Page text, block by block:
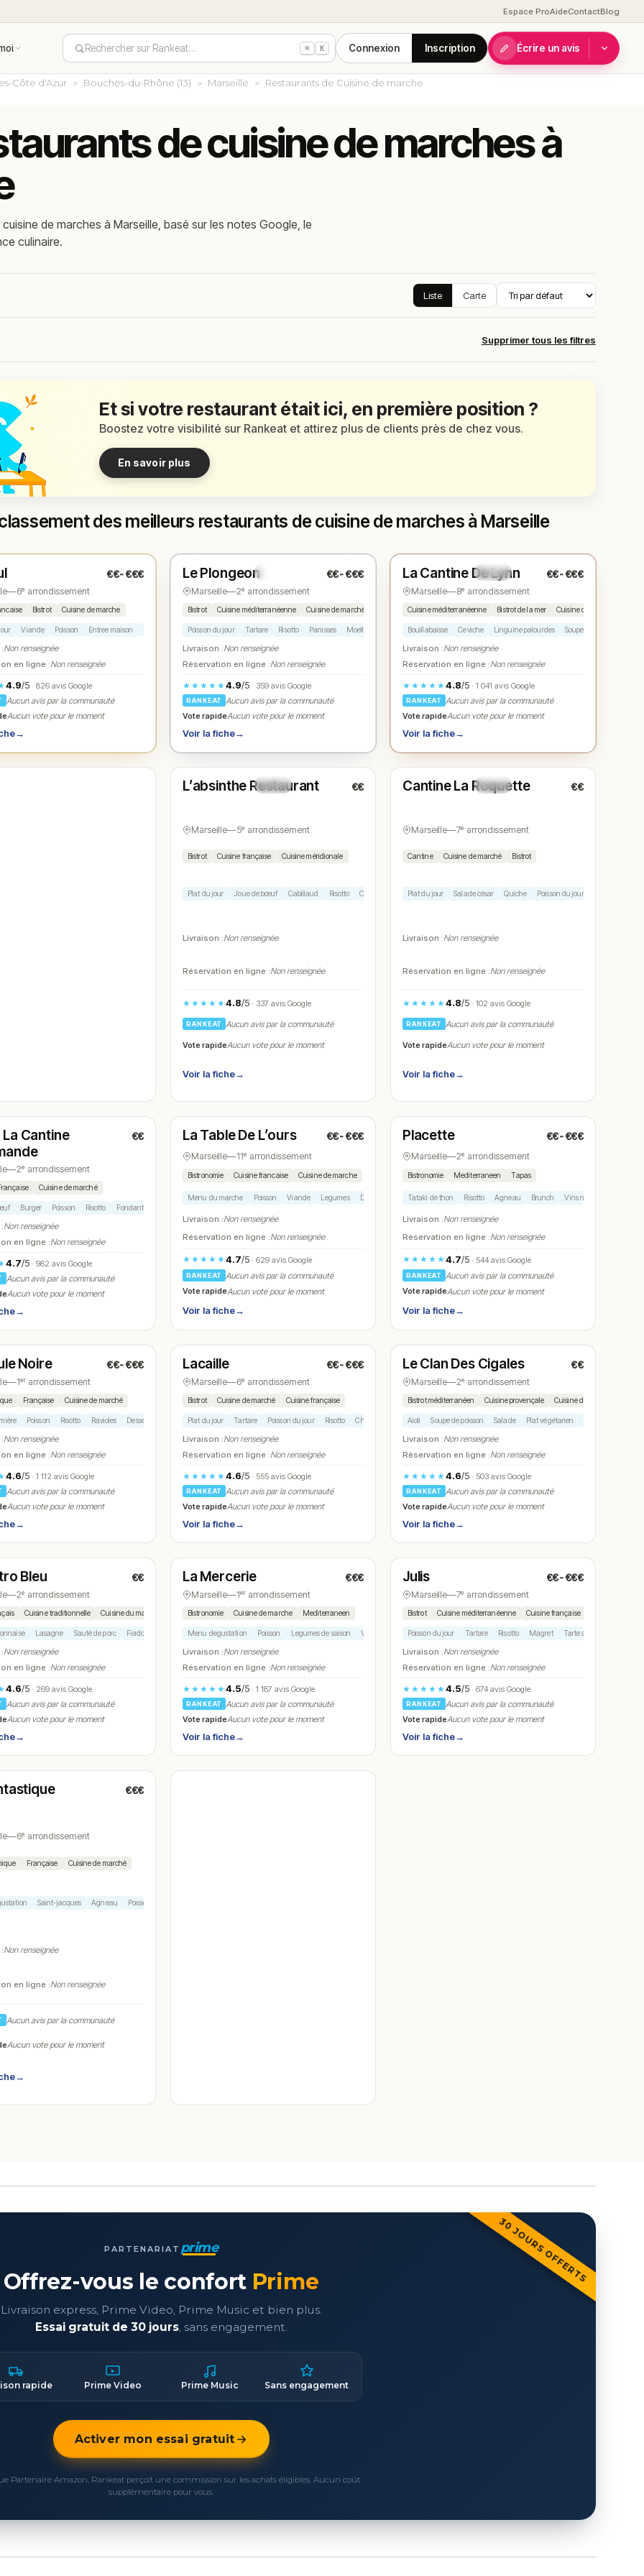
Espace ProAideContactBlog
Rechercher sur Rankeat… ⌘ K Connexion Inscription Écrire un avis
Côte d'Azur Bouches-du-Rhône (13) Marseille Restaurants de Cuisine de marche
de cuisine de marches à
de marches à Marseille, basé sur les notes Google, le
culinaire.
Liste Carte
Supprimer tous les filtres
Et si votre restaurant était ici, en première position ?
Boostez votre visibilité sur Rankeat et attirez plus de clients près de chez vous.
En savoir plus
des meilleurs restaurants de cuisine de marches à Marseille
€€-€€€
—6ᵉ arrondissement
Bistrot Cuisine de marche
Viande Poisson Entree maison Dessert maison
Non renseignée
en ligne :Non renseignée
4.9/5· 826 avis Google
Aucun avis par la communauté
Aucun vote pour le moment
→
★ N° 2
Le Plongeon €€-€€€
Marseille—2ᵉ arrondissement
Bistrot Cuisine méditerranéenne Cuisine de marché
Poisson du jour Tartare Risotto Panisses Moelleux
Livraison :Non renseignée
Réservation en ligne :Non renseignée
★★★★★4.9/5· 359 avis Google
RANKEAT
Aucun avis par la communauté
Vote rapideAucun vote pour le moment
Voir la fiche→
★ N° 3
La Cantine De Lynn €€-€€€
Marseille—8ᵉ arrondissement
Cuisine méditerranéenne Bistrot de la mer Cuisine du marché
Bouillabaisse Ceviche Linguine palourdes Soupe de poisson
Livraison :Non renseignée
Réservation en ligne :Non renseignée
★★★★★4.8/5 · 1 041 avis Google
RANKEAT
Aucun avis par la communauté
Vote rapideAucun vote pour le moment
Voir la fiche→
N° 4
Fermé(09:00 – 14:30)
L’absinthe Restaurant €€
Marseille—5ᵉ arrondissement
Bistrot Cuisine française Cuisine méridionale
Plat du jour Joue de bœuf Cabillaud Risotto Crème brûlée
Livraison :Non renseignée
Réservation en ligne :Non renseignée
★★★★★4.8/5· 337 avis Google
RANKEAT Aucun avis par la communauté
Vote rapideAucun vote pour le moment
Voir la fiche→
N° 5
Ouvert(12:00 – 15:00, 19:00 – 23:00)
Cantine La Roquette €€
Marseille—7ᵉ arrondissement
Cantine Cuisine de marché Bistrot
Plat du jour Salade césar Quiche Poisson du jour
Livraison :Non renseignée
Réservation en ligne :Non renseignée
★★★★★4.8/5 · 102 avis Google
RANKEAT Aucun avis par la communauté
Vote rapideAucun vote pour le moment
Voir la fiche→
(11:00 – 22:00)
Cantine
€€
—2ᵉ arrondissement
Cuisine de marché
Burger Poisson Risotto Fondant chocolat
Non renseignée
en ligne :Non renseignée
4.7/5· 982 avis Google
Aucun avis par la communauté
Aucun vote pour le moment
→
N° 7
Ouvert(12:00 – 14:30, 19:30 – 23:00)
La Table De L’ours €€-€€€
Marseille—11ᵉ arrondissement
Bistronomie Cuisine francaise Cuisine de marche
Menu du marche Poisson Viande Legumes Dessert maison
Livraison :Non renseignée
Réservation en ligne :Non renseignée
★★★★★4.7/5· 629 avis Google
RANKEAT
Aucun avis par la communauté
Vote rapideAucun vote pour le moment
Voir la fiche→
N° 8
Ouvert(10:00 – 00:00)
Placette €€-€€€
Marseille—2ᵉ arrondissement
Bistronomie Mediterraneen Tapas
Tataki de thon Risotto Agneau Brunch Vins naturels
Livraison :Non renseignée
Réservation en ligne :Non renseignée
★★★★★4.7/5 · 544 avis Google
RANKEAT
Aucun avis par la communauté
Vote rapideAucun vote pour le moment
Voir la fiche→
(19:00 – 23:00)
Noire €€-€€€
—1ᵉʳ arrondissement
Française Cuisine de marché
Poisson Risotto Ravioles Dessert chocolat
Non renseignée
en ligne :Non renseignée
4.6/5· 1 112 avis Google
Aucun avis par la communauté
Aucun vote pour le moment
→
N° 10
Ouvert(19:30 – 21:30)
Lacaille €€-€€€
Marseille—6ᵉ arrondissement
Bistrot Cuisine de marché Cuisine française
Plat du jour Tartare Poisson du jour Risotto Cheesecake
Livraison :Non renseignée
Réservation en ligne :Non renseignée
★★★★★4.6/5· 555 avis Google
RANKEAT
Aucun avis par la communauté
Vote rapideAucun vote pour le moment
Voir la fiche→
N° 11
Fermé(12:00 – 14:00)
Le Clan Des Cigales €€
Marseille—2ᵉ arrondissement
Bistrot méditerranéen Cuisine provençale Cuisine du marché
Aïoli Soupe de poisson Salade Plat végétarien
Livraison :Non renseignée
Réservation en ligne :Non renseignée
★★★★★4.6/5 · 503 avis Google
RANKEAT
Aucun avis par la communauté
Vote rapideAucun vote pour le moment
Voir la fiche→
(08:30 – 15:30)
Bleu €€
—2ᵉ arrondissement
Cuisine traditionnelle Cuisine du marché
Lasagne Sauté de porc Fiadone Plat du jour
Non renseignée
en ligne :Non renseignée
4.6/5· 269 avis Google
Aucun avis par la communauté
Aucun vote pour le moment
→
N° 13
Ouvert(19:15 – 22:00)
La Mercerie €€€
Marseille—1ᵉʳ arrondissement
Bistronomie Cuisine de marche Mediterraneen
Menu degustation Poisson Legumes de saison Vins naturels Dessert chocolat
Livraison :Non renseignée
Réservation en ligne :Non renseignée
★★★★★4.5/5· 1 187 avis Google
RANKEAT
Aucun avis par la communauté
Vote rapideAucun vote pour le moment
Voir la fiche→
N° 14
Ouvert(18:00 – 01:00)
Julis €€-€€€
Marseille—7ᵉ arrondissement
Bistrot Cuisine méditerranéenne Cuisine française
Poisson du jour Tartare Risotto Magret Tarte au citron
Livraison :Non renseignée
Réservation en ligne :Non renseignée
★★★★★4.5/5 · 674 avis Google
RANKEAT
Aucun avis par la communauté
Vote rapideAucun vote pour le moment
Voir la fiche→
(12:00 – 15:00, 19:00 – 23:00)
€€€
—6ᵉ arrondissement
Française Cuisine de marché
Saint-jacques Agneau Poisson
Non renseignée
en ligne :Non renseignée
Aucun avis par la communauté
Aucun vote pour le moment
→
30 JOURS OFFERTS
PARTENARIAT prime
Offrez-vous le confort Prime
Livraison express, Prime Video, Prime Music et bien plus.
Essai gratuit de 30 jours, sans engagement.
rapide Prime Video Prime Music Sans engagement
Activer mon essai gratuit
Partenaire Amazon, Rankeat perçoit une commission sur les achats éligibles. Aucun coût
supplémentaire pour vous.